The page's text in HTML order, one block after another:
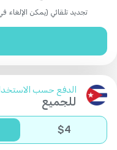
تجديد تلقائي (يمكن
الدفع حسب
للجميع
$4